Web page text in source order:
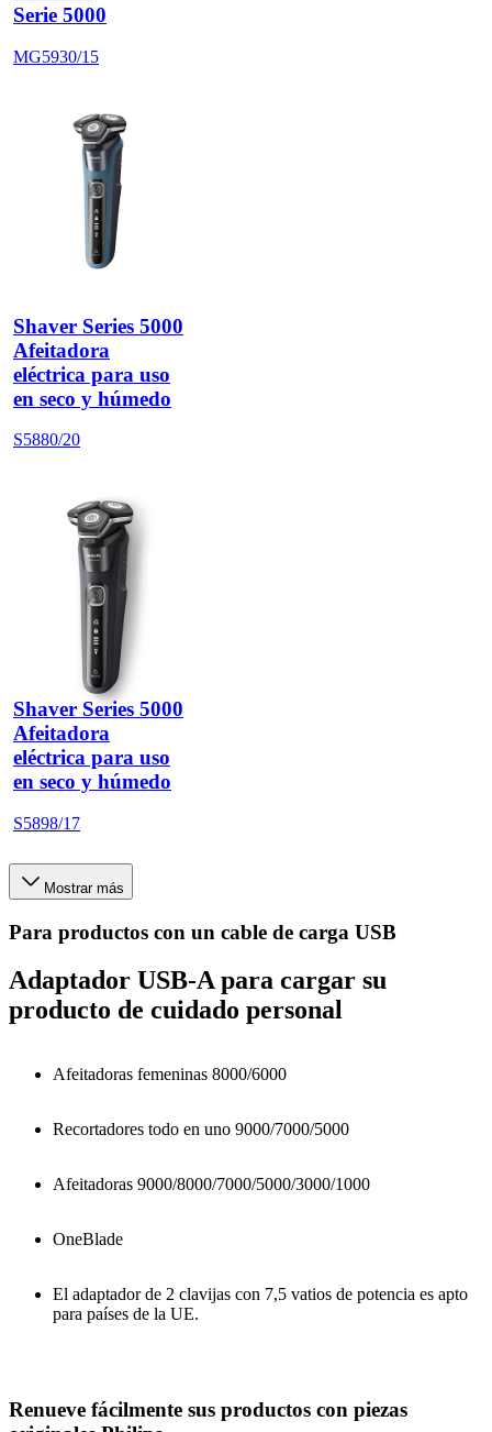
Serie 5000
MG5930/15
Shaver Series 5000
Afeitadora
eléctrica para uso
en seco y húmedo
S5880/20
Shaver Series 5000
Afeitadora
eléctrica para uso
en seco y húmedo
S5898/17
Mostrar más
Para productos con un cable de carga USB
Adaptador USB-A para cargar su
producto de cuidado personal
Afeitadoras femeninas 8000/6000
Recortadores todo en uno 9000/7000/5000
Afeitadoras 9000/8000/7000/5000/3000/1000
OneBlade
El adaptador de 2 clavijas con 7,5 vatios de potencia es apto
para países de la UE.
Renueve fácilmente sus productos con piezas